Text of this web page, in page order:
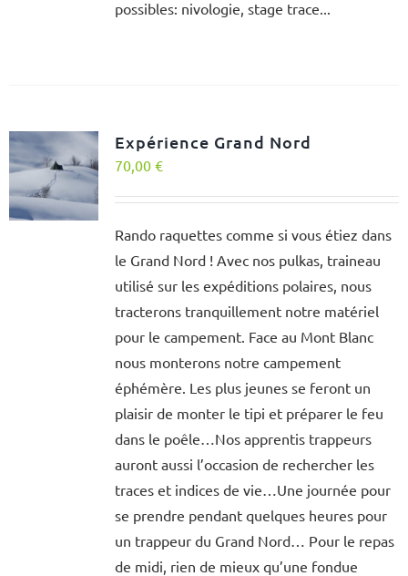
possibles: nivologie, stage trace...
Expérience Grand Nord
70,00 €
Rando raquettes comme si vous étiez dans
le Grand Nord ! Avec nos pulkas, traineau
utilisé sur les expéditions polaires, nous
tracterons tranquillement notre matériel
pour le campement. Face au Mont Blanc
nous monterons notre campement
éphémère. Les plus jeunes se feront un
plaisir de monter le tipi et préparer le feu
dans le poêle…Nos apprentis trappeurs
auront aussi l’occasion de rechercher les
traces et indices de vie…Une journée pour
se prendre pendant quelques heures pour
un trappeur du Grand Nord… Pour le repas
de midi, rien de mieux qu’une fondue